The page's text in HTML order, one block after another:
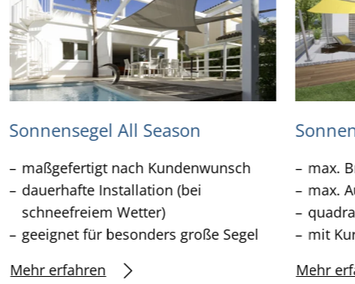
Sonnensegel All Season
maßgefertigt nach Kundenwunsch
dauerhafte Installation (bei
schneefreiem Wetter)
geeignet für besonders große Segel
Mehr erfahren
max.
max.
mit
Mehr